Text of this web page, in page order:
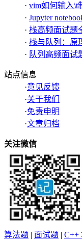
· vim如何输入\t
· Jupyter
· 栈高频面试题
· 栈与队列：原
· 队列高频面试
站点信息
·意见反馈
·关于我们
·免责申明
·文章归档
关注微信
算法题 | 面试题 | C++